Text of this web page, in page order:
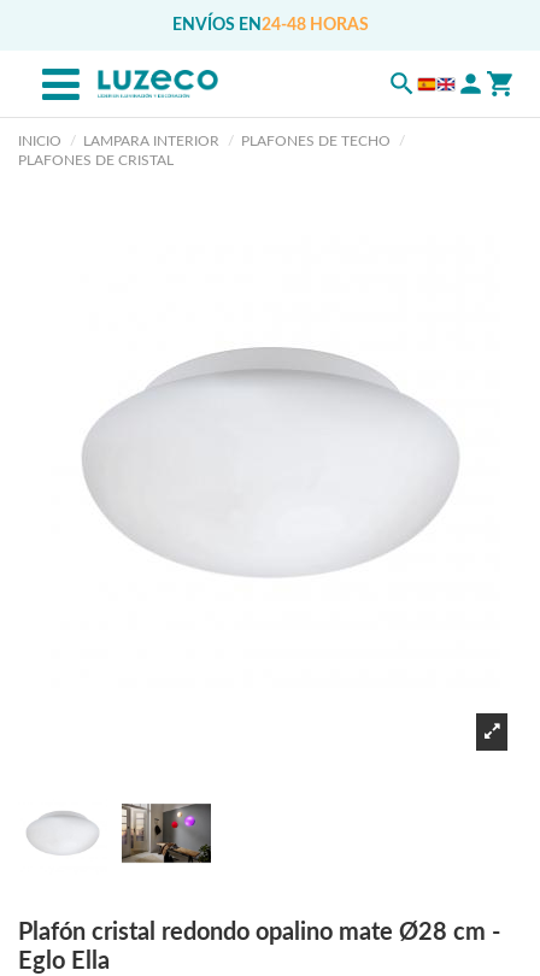
ENVÍOS EN 24-48 HORAS
INICIO LAMPARA INTERIOR
PLAFONES DE TECHO
PLAFONES DE CRISTAL
Plafón cristal redondo opalino mate Ø28 cm -
Eglo Ella